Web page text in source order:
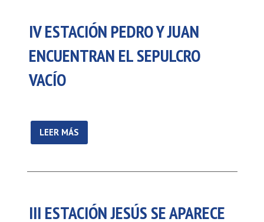
IV ESTACIÓN PEDRO Y JUAN
ENCUENTRAN EL SEPULCRO
VACÍO
LEER MÁS
III ESTACIÓN JESÚS SE APARECE